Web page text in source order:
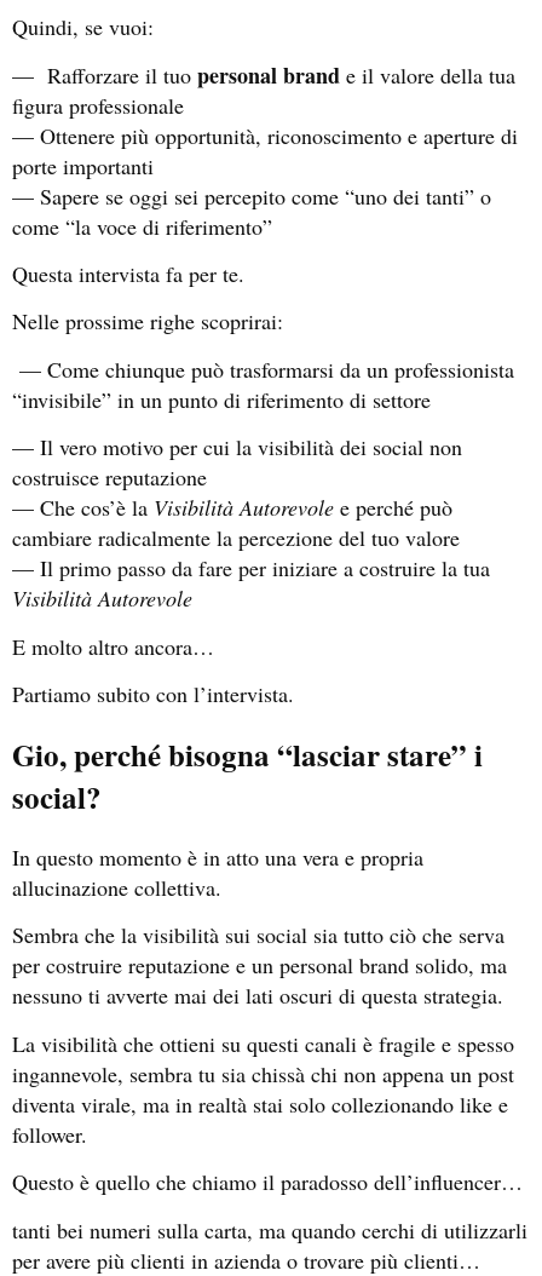
Quindi, se vuoi:
— Rafforzare il tuo personal brand e il valore della tua
figura professionale
— Ottenere più opportunità, riconoscimento e aperture di
porte importanti
— Sapere se oggi sei percepito come “uno dei tanti” o
come “la voce di riferimento”
Questa intervista fa per te.
Nelle prossime righe scoprirai:
— Come chiunque può trasformarsi da un professionista
“invisibile” in un punto di riferimento di settore
— Il vero motivo per cui la visibilità dei social non
costruisce reputazione
— Che cos’è la Visibilità Autorevole e perché può
cambiare radicalmente la percezione del tuo valore
— Il primo passo da fare per iniziare a costruire la tua
Visibilità Autorevole
E molto altro ancora…
Partiamo subito con l’intervista.
Gio, perché bisogna “lasciar stare” i
social?
In questo momento è in atto una vera e propria
allucinazione collettiva.
Sembra che la visibilità sui social sia tutto ciò che serva
per costruire reputazione e un personal brand solido, ma
nessuno ti avverte mai dei lati oscuri di questa strategia.
La visibilità che ottieni su questi canali è fragile e spesso
ingannevole, sembra tu sia chissà chi non appena un post
diventa virale, ma in realtà stai solo collezionando like e
follower.
Questo è quello che chiamo il paradosso dell’influencer…
tanti bei numeri sulla carta, ma quando cerchi di utilizzarli
per avere più clienti in azienda o trovare più clienti…